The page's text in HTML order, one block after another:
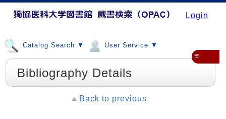
Login
Catalog Search ▼ User Service ▼
≡
Bibliography Details
Back to previous